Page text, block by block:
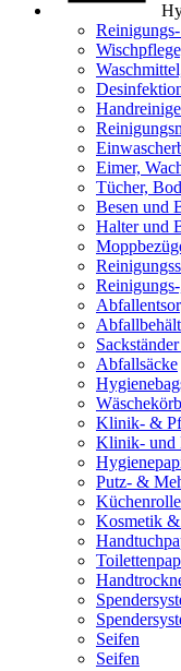
Eimer,
Tücher,
Besen und
Halter und
Abfallsäcke
Klinik- &
Klinik- und
Putz- &
Kosmetik &
Seifen
Seifen